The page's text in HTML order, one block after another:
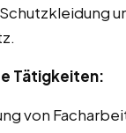
Tätigkeiten:
von